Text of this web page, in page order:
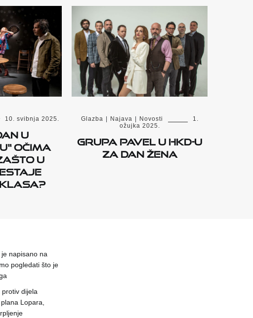
10. svibnja 2025.
u
očima
u
Glazba | Najava | Novosti
1.
ožujka 2025.
Grupa Pavel u HKD-u
za Dan žena
napisano na
pogledati što je
dijela
Lopara,